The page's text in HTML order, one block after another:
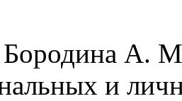
А.
и